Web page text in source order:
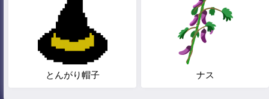
とんがり帽子 ナス